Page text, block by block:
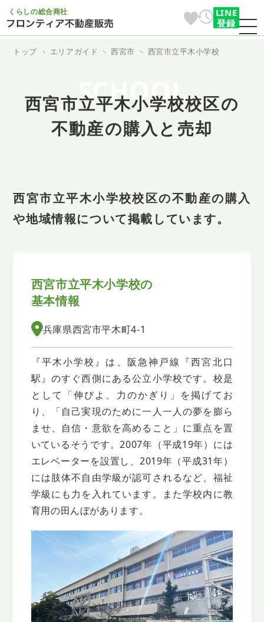
くらしの総合商社
LINE
登録
トップ エリアガイド 西宮市 西宮市立平木小学校
SCHOOL
西宮市立平木小学校校区の
不動産の購入と売却
西宮市立平木小学校校区の不動産の購入
や地域情報について掲載しています。
西宮市立平木小学校の
基本情報
兵庫県西宮市平木町4-1
『平木小学校』は、阪急神戸線『西宮北口
駅』のすぐ西側にある公立小学校です。校是
として「伸びよ、力のかぎり」を掲げてお
り、「自己実現のために一人一人の夢を膨ら
ませ、自信・意欲を高めること」に重点を置
いているそうです。2007年（平成19年）には
エレベーターを設置し、2019年（平成31年）
には肢体不自由学級が認可されるなど、福祉
学級にも力を入れています。また学校内に教
育用の田んぼがあります。